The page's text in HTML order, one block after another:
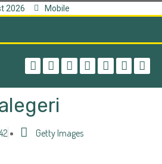
2026 Mobile
Getty Images